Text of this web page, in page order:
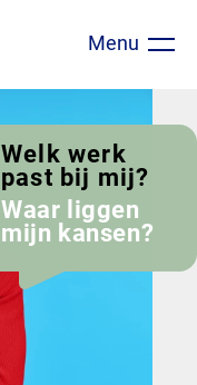
Menu
Welk werk
past bij mij?
Waar liggen
mijn kansen?